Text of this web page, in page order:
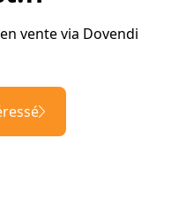
vente via Dovendi